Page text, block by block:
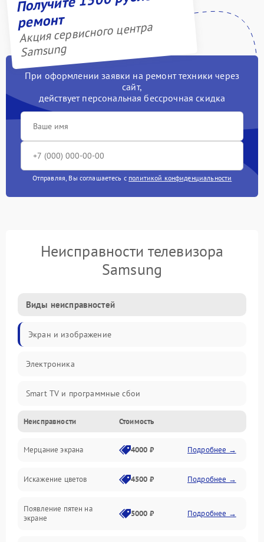
ремонт
Акция сервисного центра
Samsung
При оформлении заявки на ремонт техники через
сайт,
действует персональная бессрочная скидка
Отправляя, Вы соглашаетесь с политикой конфиденциальности
Неисправности телевизора
Samsung
Виды неисправностей
Экран и изображение
Электроника
Smart TV и программные сбои
Питание и запуск
Подсветка и LED-модули
Звук и аудиосистема
Сигнал и приём каналов
Неисправности Стоимость
Мерцание экрана 4000 ₽ Подробнее →
Искажение цветов 4500 ₽ Подробнее →
Появление пятен на
экране
5000 ₽ Подробнее →